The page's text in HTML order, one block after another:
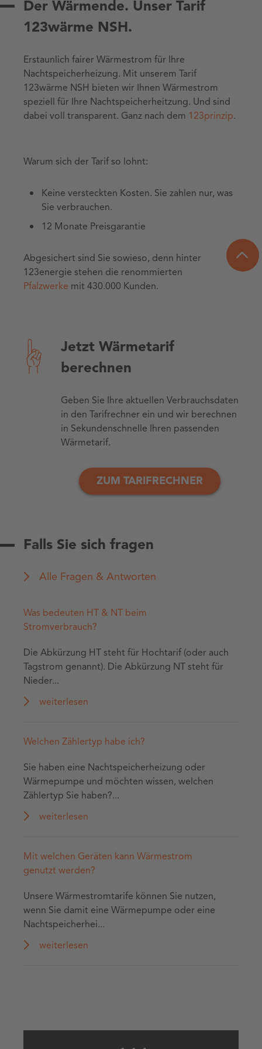
Der Wärmende. Unser Tarif
123wärme NSH.
Erstaunlich fairer Wärmestrom für Ihre
Nachtspeicherheizung. Mit unserem Tarif
123wärme NSH bieten wir Ihnen Wärmestrom
speziell für Ihre Nachtspeicherheitzung. Und sind
dabei voll transparent. Ganz nach dem 123prinzip.
Warum sich der Tarif so lohnt:
Keine versteckten Kosten. Sie zahlen nur, was
Sie verbrauchen.
12 Monate Preisgarantie
Abgesichert sind Sie sowieso, denn hinter
123energie stehen die renommierten
Pfalzwerke mit 430.000 Kunden.
Jetzt Wärmetarif
berechnen
Geben Sie Ihre aktuellen Verbrauchsdaten
in den Tarifrechner ein und wir berechnen
in Sekundenschnelle Ihren passenden
Wärmetarif.
ZUM TARIFRECHNER
Falls Sie sich fragen
Alle Fragen & Antworten
Was bedeuten HT & NT beim
Stromverbrauch?
Die Abkürzung HT steht für Hochtarif (oder auch
Tagstrom genannt). Die Abkürzung NT steht für
Nieder...
weiterlesen
Welchen Zählertyp habe ich?
Sie haben eine Nachtspeicherheizung oder
Wärmepumpe und möchten wissen, welchen
Zählertyp Sie haben?...
weiterlesen
Mit welchen Geräten kann Wärmestrom
genutzt werden?
Unsere Wärmestromtarife können Sie nutzen,
wenn Sie damit eine Wärmepumpe oder eine
Nachtspeicherhei...
weiterlesen